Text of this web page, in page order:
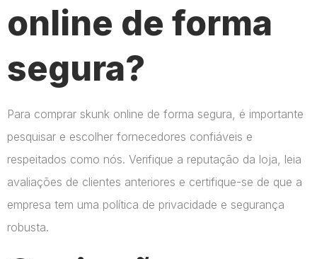
online de forma
segura?
Para comprar skunk online de forma segura, é importante
pesquisar e escolher fornecedores confiáveis e
respeitados como nós. Verifique a reputação da loja, leia
avaliações de clientes anteriores e certifique-se de que a
empresa tem uma política de privacidade e segurança
robusta.